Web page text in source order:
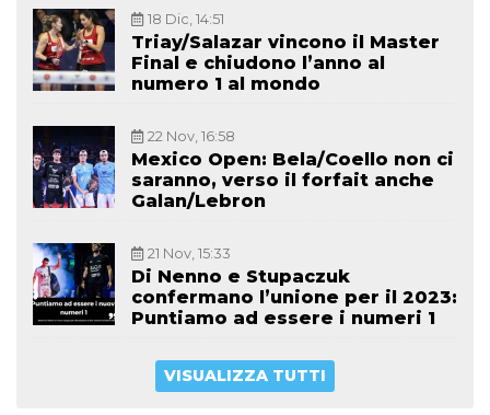
18 Dic, 14:51
Triay/Salazar vincono il Master
Final e chiudono l’anno al
numero 1 al mondo
22 Nov, 16:58
Mexico Open: Bela/Coello non ci
saranno, verso il forfait anche
Galan/Lebron
21 Nov, 15:33
Di Nenno e Stupaczuk
confermano l’unione per il 2023:
Puntiamo ad essere i numeri 1
VISUALIZZA TUTTI